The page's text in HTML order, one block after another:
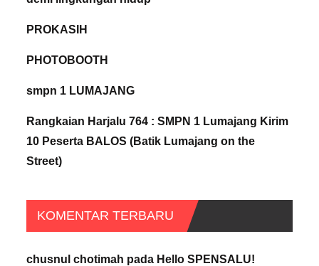
PROKASIH
PHOTOBOOTH
smpn 1 LUMAJANG
Rangkaian Harjalu 764 : SMPN 1 Lumajang Kirim
10 Peserta BALOS (Batik Lumajang on the
Street)
KOMENTAR TERBARU
chusnul chotimah pada Hello SPENSALU!